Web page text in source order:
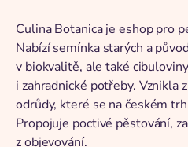
Culina Botanica je eshop pro
Nabízí semínka starých a
v biokvalitě, ale také
i zahradnické potřeby. Vznikla
odrůdy, které se na českém
Propojuje poctivé pěstování,
z objevování.